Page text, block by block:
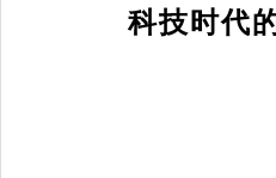
科技时代